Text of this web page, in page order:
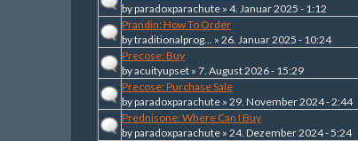
byparadoxparachute » 4. Januar 2025 - 1:12
Prandin: How To Order
bytraditionalprog... » 26. Januar 2025 - 10:24
Precose: Buy
byacuityupset » 7. August 2026 - 15:29
Precose: Purchase Sale
byparadoxparachute » 29. November 2024 - 2:44
Prednisone: Where Can I Buy
byparadoxparachute » 24. Dezember 2024 - 5:24